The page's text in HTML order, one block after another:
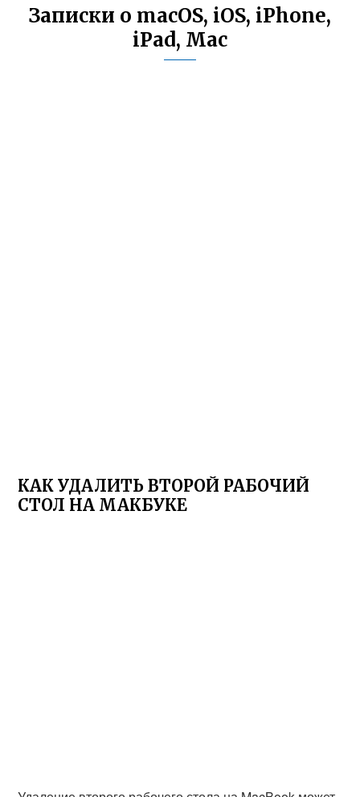
Записки о macOS, iOS, iPhone,
iPad, Mac
КАК УДАЛИТЬ ВТОРОЙ РАБОЧИЙ
СТОЛ НА МАКБУКЕ